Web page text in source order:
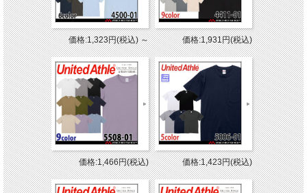
価格:1,323円(税込)～ 価格:1,931円(税込)
価格:1,466円(税込) 価格:1,423円(税込)